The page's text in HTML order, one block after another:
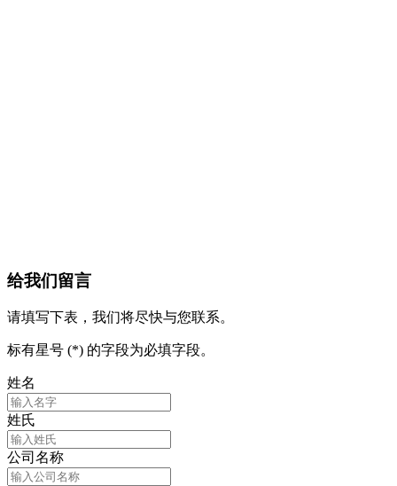
给我们留言
请填写下表，我们将尽快与您联系。
标有星号 (*) 的字段为必填字段。
姓名
姓氏
公司名称